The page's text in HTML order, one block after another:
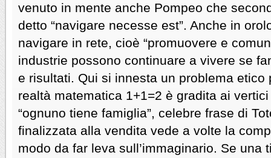
venuto in mente anche Pompeo che
detto “navigare necesse est”. Anche in
navigare in rete, cioè “promuovere e
industrie possono continuare a vivere se
e risultati. Qui si innesta un problema etico
realtà matematica 1+1=2 è gradita ai
“ognuno tiene famiglia”, celebre frase di
finalizzata alla vendita vede a volte la
modo da far leva sull’immaginario. Se una